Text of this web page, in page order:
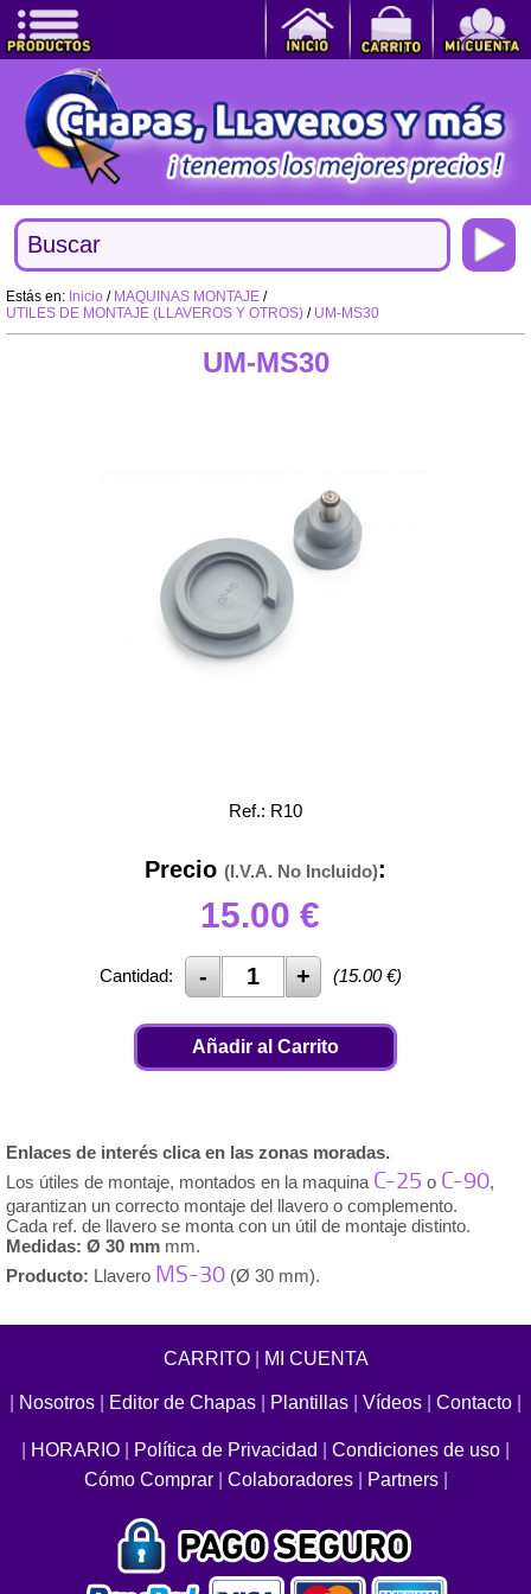
Estás en: Inicio / MAQUINAS MONTAJE /
UTILES DE MONTAJE (LLAVEROS Y OTROS) / UM-MS30
UM-MS30
Ref.: R10
Precio (I.V.A. No Incluido):
15.00 €
Cantidad: (15.00€)
Añadir al Carrito
Enlaces de interés clica en las zonas moradas.
Los útiles de montaje, montados en la maquina C-25 o C-90,
garantizan un correcto montaje del llavero o complemento.
Cada ref. de llavero se monta con un útil de montaje distinto.
Medidas: Ø 30 mm mm.
Producto: Llavero MS-30 (Ø 30 mm).
CARRITO| MI CUENTA
Nosotros Editor de Chapas Plantillas Vídeos Contacto
HORARIO Política de Privacidad Condiciones de uso
Cómo Comprar
Colaboradores Partners